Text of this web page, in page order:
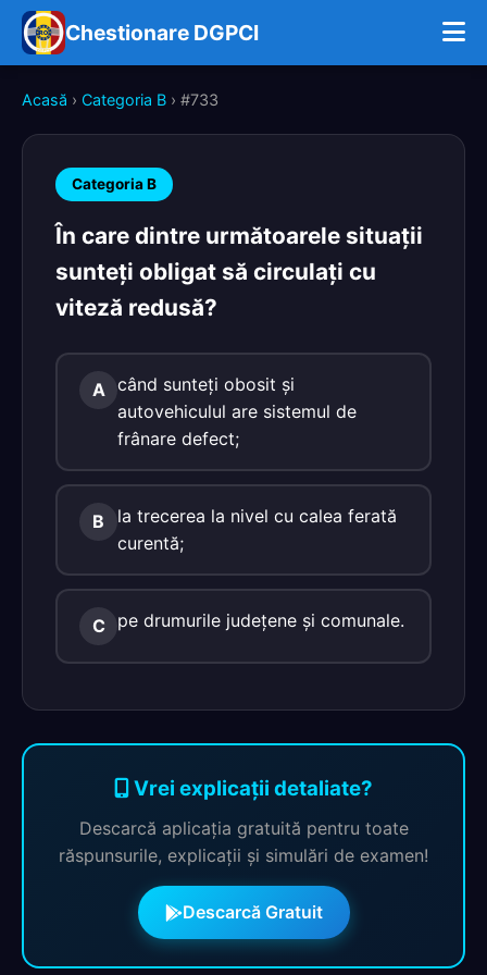
Chestionare DGPCI
Acasă › Categoria B › #733
Categoria B
În care dintre următoarele situaţii
sunteţi obligat să circulaţi cu
viteză redusă?
A când sunteţi obosit şi
autovehiculul are sistemul de
frânare defect;
B
la trecerea la nivel cu calea ferată
curentă;
C pe drumurile judeţene şi comunale.
Vrei explicații detaliate?
Descarcă aplicația gratuită pentru toate
răspunsurile, explicații și simulări de examen!
Descarcă Gratuit